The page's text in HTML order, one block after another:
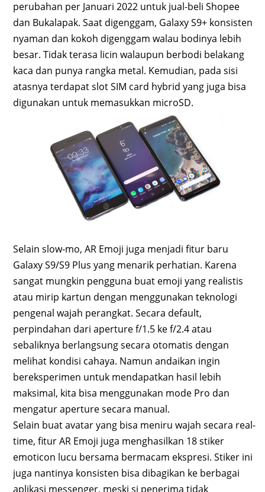
perubahan per Januari 2022 untuk jual-beli Shopee
dan Bukalapak. Saat digenggam, Galaxy S9+ konsisten
nyaman dan kokoh digenggam walau bodinya lebih
besar. Tidak terasa licin walaupun berbodi belakang
kaca dan punya rangka metal. Kemudian, pada sisi
atasnya terdapat slot SIM card hybrid yang juga bisa
digunakan untuk memasukkan microSD.
Selain slow-mo, AR Emoji juga menjadi fitur baru
Galaxy S9/S9 Plus yang menarik perhatian. Karena
sangat mungkin pengguna buat emoji yang realistis
atau mirip kartun dengan menggunakan teknologi
pengenal wajah perangkat. Secara default,
perpindahan dari aperture f/1.5 ke f/2.4 atau
sebaliknya berlangsung secara otomatis dengan
melihat kondisi cahaya. Namun andaikan ingin
bereksperimen untuk mendapatkan hasil lebih
maksimal, kita bisa menggunakan mode Pro dan
mengatur aperture secara manual.
Selain buat avatar yang bisa meniru wajah secara real-
time, fitur AR Emoji juga menghasilkan 18 stiker
emoticon lucu bersama bermacam ekspresi. Stiker ini
juga nantinya konsisten bisa dibagikan ke berbagai
aplikasi messenger, meski si penerima tidak